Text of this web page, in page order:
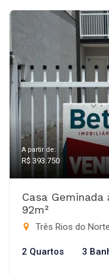
A partir de:
R$ 393.750
Casa Geminada
92m²
Três Rios do
2 Quartos 3